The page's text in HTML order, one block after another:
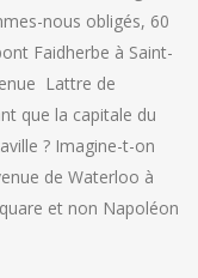
nous obligés, 60
Faidherbe à Saint-
Lattre de
que la capitale du
? Imagine-t-on
de Waterloo à
et non Napoléon